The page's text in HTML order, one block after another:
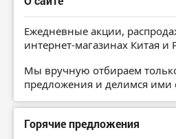
Ежедневные акции,
интернет-магазинах Китая и
Мы вручную отбираем
предложения и делимся ими
Горячие предложения